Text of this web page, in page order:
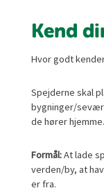
Kend
Hvor godt
Spejderne skal
bygninger/
de hører hjemme.
Formål:At lade
verden/by, at
er fra.